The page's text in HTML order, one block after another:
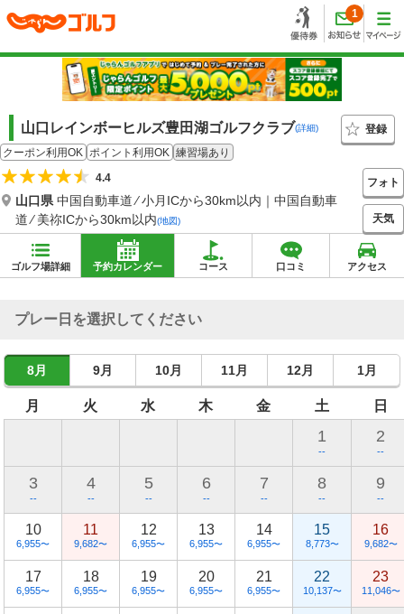
1
山口レインボーヒルズ豊田湖ゴルフクラブ(詳細)
登録
クーポン利用OK ポイント利用OK 練習場あり
4.4
山口県中国自動車道 ⁄ 小月ICから30km以内｜中国自動車
道 ⁄ 美祢ICから30km以内(地図)
フォト
天気
ゴルフ場詳細 予約カレンダー コース 口コミ アクセス
プレー日を選択してください
8月 9月 10月 11月 12月 1月
月 火 水 木 金 土 日
1
--
2
--
3
--
4
--
5
--
6
--
7
--
8
--
9
--
10
6,955〜
11
9,682〜
12
6,955〜
13
6,955〜
14
6,955〜
15
8,773〜
16
9,682〜
17
6,955〜
18
6,955〜
19
6,955〜
20
6,955〜
21
6,955〜
22
10,137〜
23
11,046〜